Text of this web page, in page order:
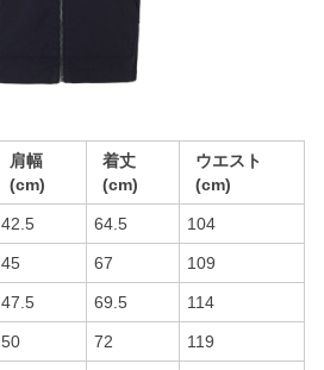
肩幅
(cm)
着丈
(cm)
ウエスト
(cm)
42.5 64.5 104
45 67 109
47.5 69.5 114
50 72 119